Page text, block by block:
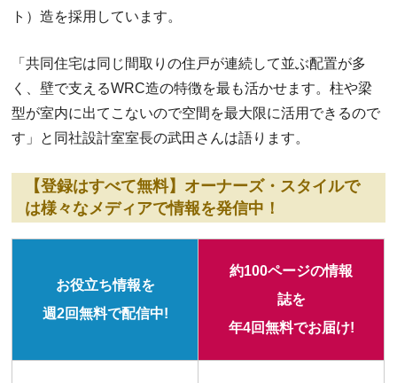
ト）造を採用しています。
「共同住宅は同じ間取りの住戸が連続して並ぶ配置が多
く、壁で支えるWRC造の特徴を最も活かせます。柱や梁
型が室内に出てこないので空間を最大限に活用できるので
す」と同社設計室室長の武田さんは語ります。
【登録はすべて無料】オーナーズ・スタイルで
は様々なメディアで情報を発信中！
お役立ち情報を
週2回無料で配信中!
約100ページの情報
誌を
年4回無料でお届け!